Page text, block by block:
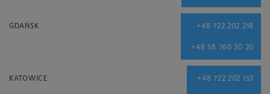
GDAŃSK +48 722 202 218
+48 58 760 30 20
KATOWICE +48 722 202 153